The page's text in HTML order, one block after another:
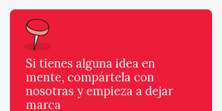
Si tienes alguna idea en
mente, compártela con
nosotras y empieza a dejar
marca